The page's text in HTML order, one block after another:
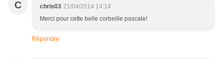
C chris03 21/04/2014 14:14
Merci pour cette belle corbeille pascale!
Répondre